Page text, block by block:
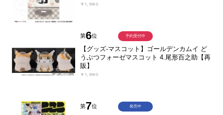
￥1,980
第6位
【グッズ-マスコット】ゴールデンカムイ ど
うぶつフォーゼマスコット 4.尾形百之助【再
販】
￥1,980
予約受付中
第7位 発売中